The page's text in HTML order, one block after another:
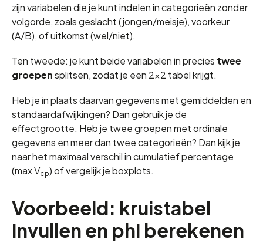
zijn variabelen die je kunt indelen in categorieën zonder
volgorde, zoals geslacht (jongen/meisje), voorkeur
(A/B), of uitkomst (wel/niet).
Ten tweede: je kunt beide variabelen in precies twee
groepensplitsen, zodat je een 2×2 tabel krijgt.
Heb je in plaats daarvan gegevens met gemiddelden en
standaardafwijkingen? Dan gebruik je de
effectgrootte. Heb je twee groepen met ordinale
gegevens en meer dan twee categorieën? Dan kijk je
naar het maximaal verschil in cumulatief percentage
(max Vcp) of vergelijk je boxplots.
Voorbeeld: kruistabel
invullen en phi berekenen